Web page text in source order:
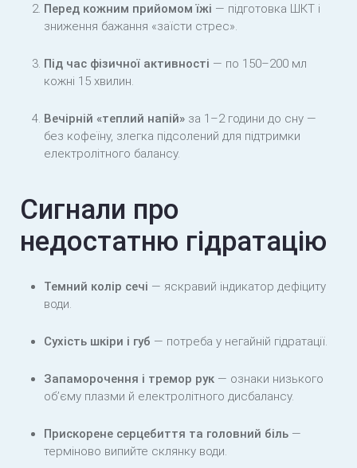
Перед кожним прийомом їжі — підготовка ШКТ і
зниження бажання «заїсти стрес».
Під час фізичної активності — по 150–200 мл
кожні 15 хвилин.
Вечірній «теплий напій» за 1–2 години до сну —
без кофеїну, злегка підсолений для підтримки
електролітного балансу.
Сигнали про
недостатню гідратацію
Темний колір сечі — яскравий індикатор дефіциту
води.
Сухість шкіри і губ — потреба у негайній гідратації.
Запаморочення і тремор рук — ознаки низького
об’єму плазми й електролітного дисбалансу.
Прискорене серцебиття та головний біль —
терміново випийте склянку води.